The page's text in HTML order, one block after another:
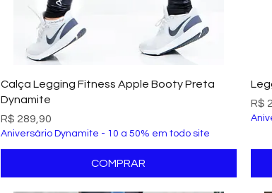
Visualização rápida
Calça Legging Fitness Apple Booty Preta
Dynamite
Preço
R$ 289,90
Aniversário Dynamite - 10 a 50% em todo site
COMPRAR
R$